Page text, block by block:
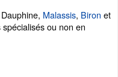
Malassis, Biron et
ou non en